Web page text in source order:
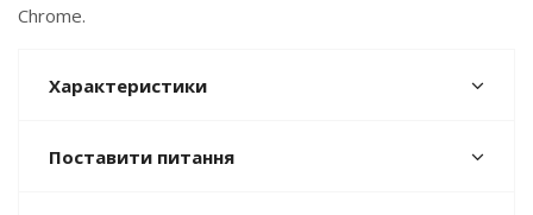
Chrome.
Характеристики
Поставити питання